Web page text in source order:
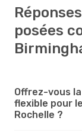
posées
Offrez-vous
flexible pour
Rochelle ?